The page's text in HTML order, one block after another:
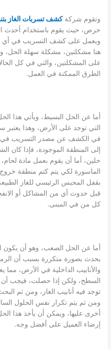
وتقوم شركةكشف تسربات الغاز
حرص، حيث يقوم باستخدام أحدث
ويعمل على كشف التسريب في أي
هنا مشكلتين، مشكلة سهلة
على المشكلتين، والتي في كل
الطرق الممكنة في العمل.
أما عن الحل البسيط، ويأتي هذا
التي توجد على الأرض، وهذا
في الكشف عن مصدر التسريب في
إلى المنطقة الموجودة، فإذا كان
حلين، أما أن يقوم بعمل مادة
الماسورة لكي يتم كتم منطقة خروج
بقفل المحبس الرئيسي للغاز
قبل حدوث أي من المشاكل أو
كل من في المبنى.
أما عن الحل الصعب، وهو أن يكون
يحدث بصورة متكررة بسبب أن
والأنابيب الداخلية في الأرض،
السطح، ولكن إذا حصلت، فيجب أن
توجد فيه أنابيب الغاز، ومن ثم
ومن ثم يتم تكرار نفس الحلول
أخرى عليها، ويمكن أن يأخذ هذا
إرضاء العميل على أفضل وجه.